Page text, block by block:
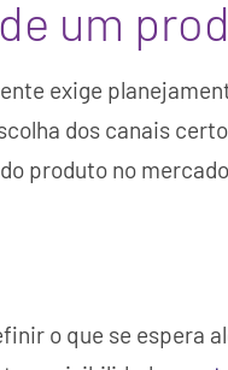
um
exige
dos canais
produto no
o que se espera